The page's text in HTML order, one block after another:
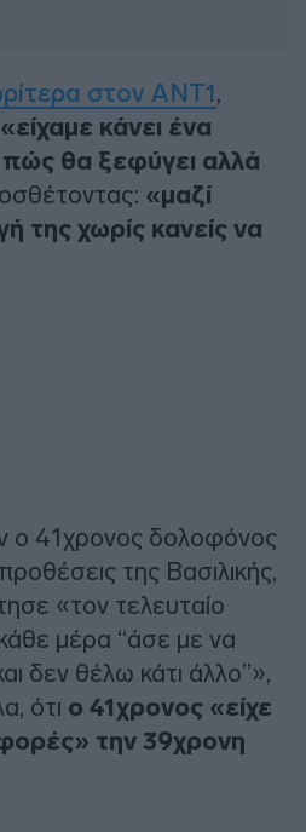
στον ΑΝΤ1,
«είχαμε κάνει ένα
πώς θα ξεφύγει αλλά
«μαζί
της χωρίς κανείς να
41χρονος δολοφόνος
της Βασιλικής,
«τον τελευταίο
μέρα “άσε με να
δεν θέλω κάτι άλλο”»,
ότι ο 41χρονος «είχε
την 39χρονη